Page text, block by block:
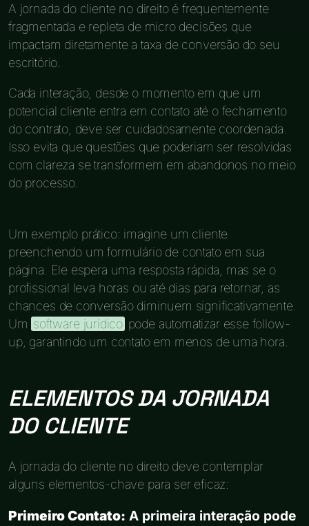
A jornada do cliente no direito é frequentemente
fragmentada e repleta de micro decisões que
impactam diretamente a taxa de conversão do seu
escritório.
Cada interação, desde o momento em que um
potencial cliente entra em contato até o fechamento
do contrato, deve ser cuidadosamente coordenada.
Isso evita que questões que poderiam ser resolvidas
com clareza se transformem em abandonos no meio
do processo.
Um exemplo prático: imagine um cliente
preenchendo um formulário de contato em sua
página. Ele espera uma resposta rápida, mas se o
profissional leva horas ou até dias para retornar, as
chances de conversão diminuem significativamente.
Um software jurídico pode automatizar esse follow-
up, garantindo um contato em menos de uma hora.
ELEMENTOS DA JORNADA
DO CLIENTE
A jornada do cliente no direito deve contemplar
alguns elementos-chave para ser eficaz:
Primeiro Contato: A primeira interação pode